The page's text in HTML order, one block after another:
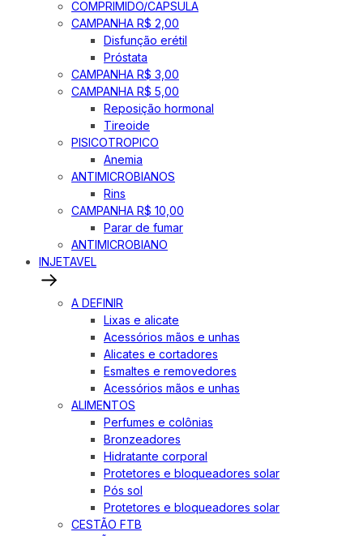
COMPRIMIDO/CAPSULA
CAMPANHA R$ 2,00
Disfunção erétil
Próstata
CAMPANHA R$ 3,00
CAMPANHA R$ 5,00
Reposição hormonal
Tireoide
PISICOTROPICO
Anemia
ANTIMICROBIANOS
Rins
CAMPANHA R$ 10,00
Parar de fumar
ANTIMICROBIANO
INJETAVEL
A DEFINIR
Lixas e alicate
Acessórios mãos e unhas
Alicates e cortadores
Esmaltes e removedores
Acessórios mãos e unhas
ALIMENTOS
Perfumes e colônias
Bronzeadores
Hidratante corporal
Protetores e bloqueadores solar
Pós sol
Protetores e bloqueadores solar
CESTÃO FTB